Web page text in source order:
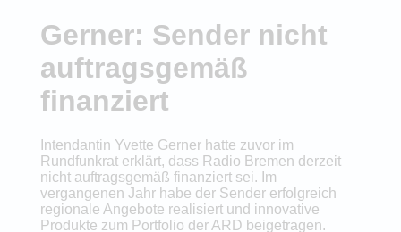
Gerner: Sender nicht
auftragsgemäß
finanziert
Intendantin Yvette Gerner hatte zuvor im
Rundfunkrat erklärt, dass Radio Bremen derzeit
nicht auftragsgemäß finanziert sei. Im
vergangenen Jahr habe der Sender erfolgreich
regionale Angebote realisiert und innovative
Produkte zum Portfolio der ARD beigetragen.